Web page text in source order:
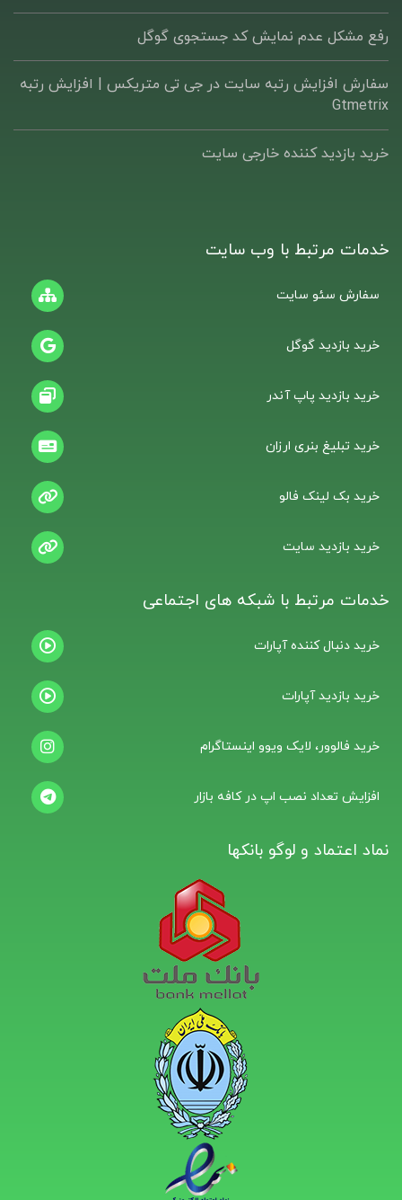
رفع مشکل عدم نمایش کد جستجوی گوگل
سفارش افزایش رتبه سایت در جی تی متریکس | افزایش رتبه
Gtmetrix
خرید بازدید کننده خارجی سایت
خدمات مرتبط با وب سایت
سفارش سئو سایت
خرید بازدید گوگل
خرید بازدید پاپ آندر
خرید تبلیغ بنری ارزان
خرید بک لینک فالو
خرید بازدید سایت
خدمات مرتبط با شبکه های اجتماعی
خرید دنبال کننده آپارات
خرید بازدید آپارات
خرید فالوور، لایک ویوو اینستاگرام
افزایش تعداد نصب اپ در کافه بازار
نماد اعتماد و لوگو بانکها